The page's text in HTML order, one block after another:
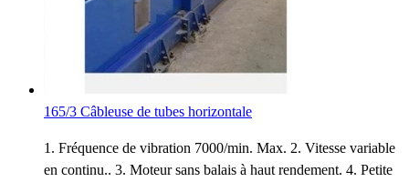
165/3 Câbleuse de tubes horizontale
1. Fréquence de vibration 7000/min. Max. 2. Vitesse variable
en continu.. 3. Moteur sans balais à haut rendement. 4. Petite